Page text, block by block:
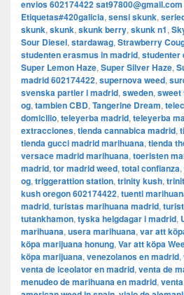
envios 602174422
Etiquetas#420galicia, sensi skunk,
skunk, skunk, skunk berry, skunk n1,
Sour Diesel, stardawag, Strawberry
studenten erasmus in madrid, studenter
Super Lemon Haze, Super Silver Haze,
madrid 602174422, supernova weed,
svenska partier i madrid, sweden, sweet
og, tambien CBD, Tangerine Dream,
domicilio, teleyerba madrid, teleyerba
extracciones, tienda cannabica madrid,
tienda gucci madrid marihuana, tienda
versace madrid marihuana, toeristen
madrid, tor madrid weed, total confianza,
og, triggerattion station, trinity kush,
kush oregon 602174422, tuenti
madrid, turistas marihuana madrid,
tutankhamon, tyska helgdagar i madrid,
marihuana, usera marihuana, var att
köpa marijuana honung, Var att köpa
köpa marijuana, venezolanos en madrid,
venta de iceolator en madrid, venta de
menudeo de marihuana en madrid,